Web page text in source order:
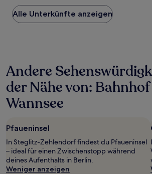
Preis
pro
Nacht,
24 Stunden
für
einen
mit
2 Erwachsenen
gefunden
wurde.
Preise
und
Alle Unterkünfte anzeigen
Andere
der Nähe von:
Wannsee
Pfaueninsel
In Steglitz-Zehlendorf findest du Pfaueninsel
– ideal für einen Zwischenstopp während
deines Aufenthalts in Berlin.
Weniger anzeigen